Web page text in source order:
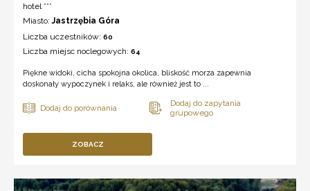
hotel ***
Miasto:Jastrzębia Góra
Liczba uczestników: 60
Liczba miejsc noclegowych: 64
Piękne widoki, cicha spokojna okolica, bliskość morza zapewnia
doskonały wypoczynek i relaks, ale również jest to ...
ZOBACZ